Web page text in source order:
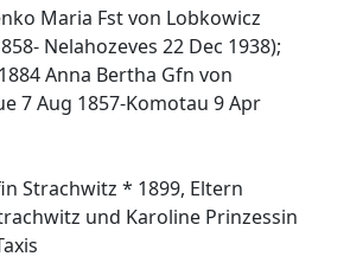
Maria Fst von Lobkowicz
Nelahozeves 22 Dec 1938);
Anna Bertha Gfn von
7 Aug 1857-Komotau 9 Apr
Strachwitz * 1899, Eltern
und Karoline Prinzessin